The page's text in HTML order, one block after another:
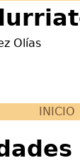
Olías
INICIO